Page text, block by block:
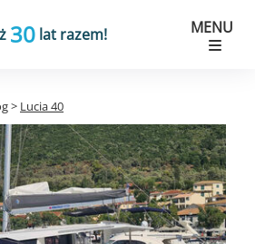
30 lat razem! MENU
> Lucia 40